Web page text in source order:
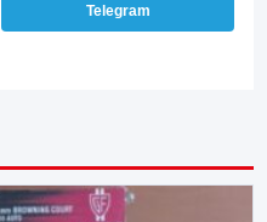
Telegram